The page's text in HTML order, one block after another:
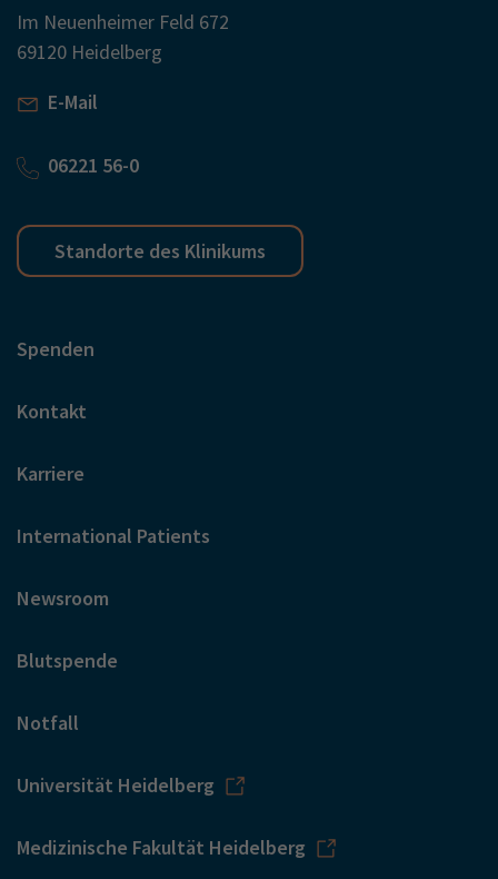
Im Neuenheimer Feld 672
69120 Heidelberg
E-Mail
06221 56-0
Standorte des Klinikums
Spenden
Kontakt
Karriere
International Patients
Newsroom
Blutspende
Notfall
Universität Heidelberg
Medizinische Fakultät Heidelberg